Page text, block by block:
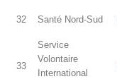
32 Santé Nord-Sud
33
Service
Volontaire
International